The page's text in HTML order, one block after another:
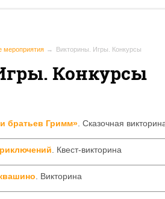
мероприятия Викторины. Игры. Конкурсы
Конкурсы
братьев Гримм» . Сказочная
. Квест-викторина
. Викторина